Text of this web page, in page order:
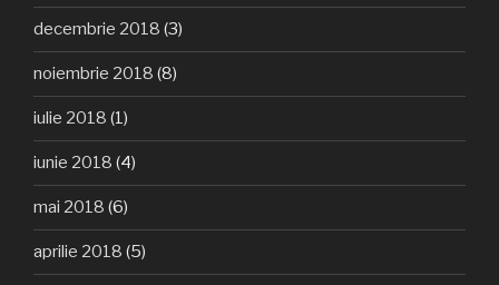
decembrie 2018 (3)
noiembrie 2018 (8)
iulie 2018 (1)
iunie 2018 (4)
mai 2018 (6)
aprilie 2018 (5)